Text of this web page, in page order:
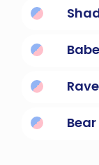
Babe
Bear